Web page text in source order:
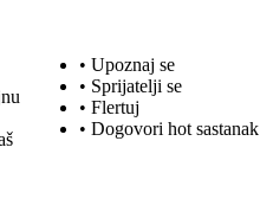
• Upoznaj se
• Sprijatelji se
• Flertuj
• Dogovori hot sastanak